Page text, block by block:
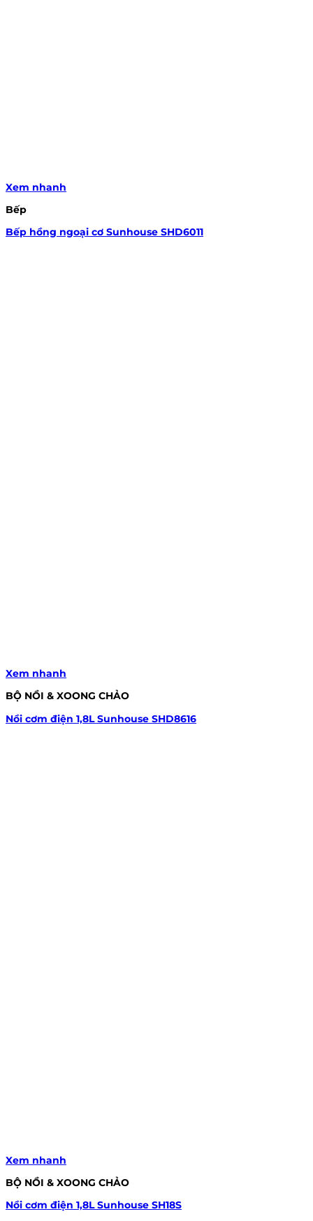
Xem nhanh
Bếp
Bếp hồng ngoại cơ Sunhouse SHD6011
Xem nhanh
BỘ NỒI & XOONG CHẢO
Nồi cơm điện 1,8L Sunhouse SHD8616
Xem nhanh
BỘ NỒI & XOONG CHẢO
Nồi cơm điện 1,8L Sunhouse SH18S